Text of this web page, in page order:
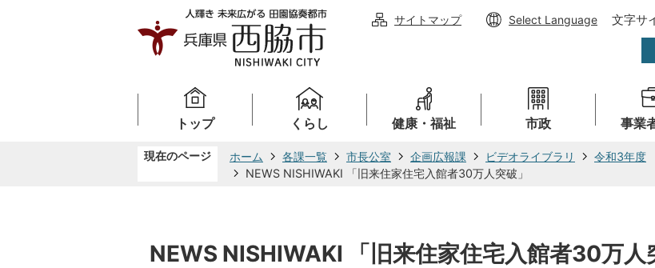
サイトマップ Select Language 文字サ
トップ くらし 健康・福祉 市政 事業
現在のページ ホーム 各課一覧 市長公室 企画広報課 ビデオライブラリ
令和3年度
NEWS NISHIWAKI 「旧来住家住宅入館者30万人突破」
NEWS NISHIWAKI 「旧来住家住宅入館者30万人